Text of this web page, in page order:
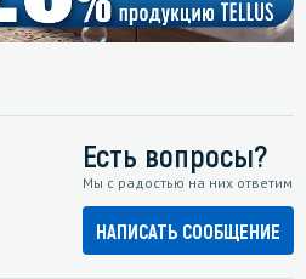
Есть вопросы?
Мы с радостью на них ответим
НАПИСАТЬ СООБЩЕНИЕ